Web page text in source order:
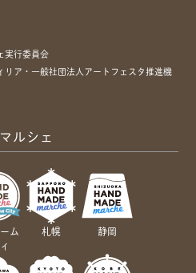
実行委員会
リア・一般社団法人アートフェスタ推進機
ルシェ
ム
札幌 静岡